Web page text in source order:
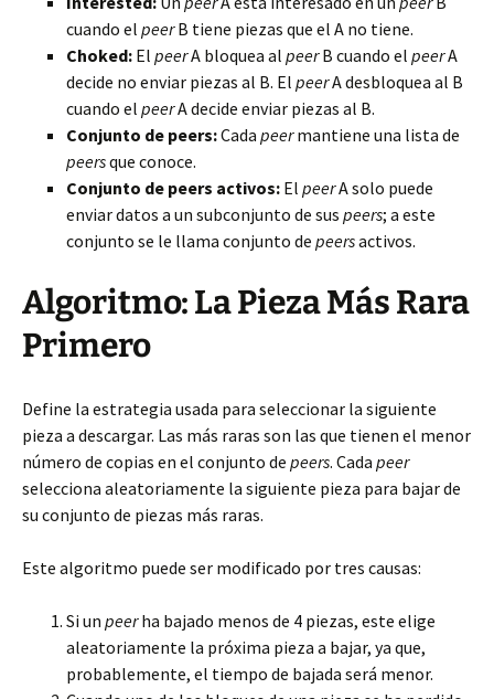
cuando el peerB tiene piezas que el A no tiene.
Choked: El peerA bloquea al peerB cuando el peerA
decide no enviar piezas al B. El peerA desbloquea al B
cuando el peerA decide enviar piezas al B.
Conjunto de peers:Cada peermantiene una lista de
peersque conoce.
Conjunto de peers activos: El peerA solo puede
enviar datos a un subconjunto de sus peers; a este
conjunto se le llama conjunto de peersactivos.
Algoritmo: La Pieza Más Rara
Primero
Define la estrategia usada para seleccionar la siguiente
pieza a descargar. Las más raras son las que tienen el menor
número de copias en el conjunto de peers. Cada peer
selecciona aleatoriamente la siguiente pieza para bajar de
su conjunto de piezas más raras.
Este algoritmo puede ser modificado por tres causas:
Si un peerha bajado menos de 4 piezas, este elige
aleatoriamente la próxima pieza a bajar, ya que,
probablemente, el tiempo de bajada será menor.